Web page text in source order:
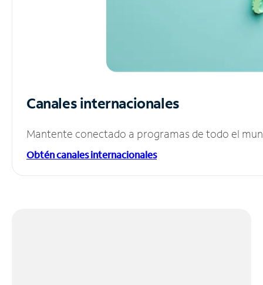
Canales internacionales
Mantente conectado a programas de todo el
Obtén canales internacionales